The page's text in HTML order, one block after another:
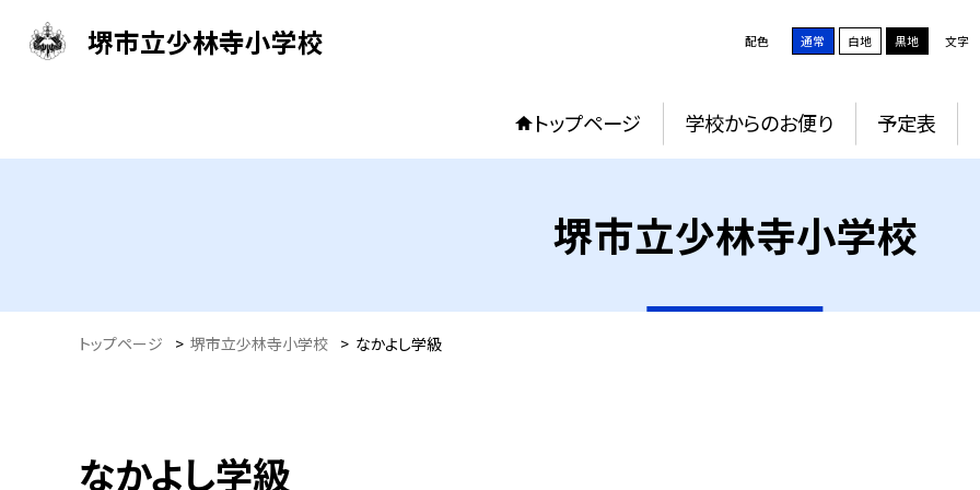
堺市立少林寺小学校 配色 通常 白地 黒地 文字
トップページ 学校からのお便り 予定表
堺市立少林寺小学校
トップページ > 堺市立少林寺小学校 > なかよし学級
なかよし学級